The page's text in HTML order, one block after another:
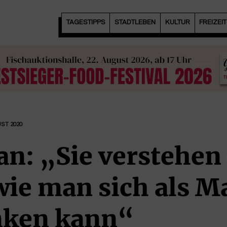
TAGESTIPPS STADTLEBEN KULTUR
2020
„Sie verstehen
man sich als
kann“